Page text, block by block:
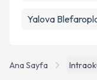
Ana Sayfa
Yalova